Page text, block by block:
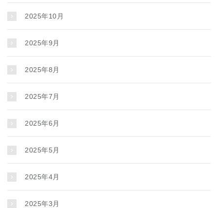
2025年10月
2025年9月
2025年8月
2025年7月
2025年6月
2025年5月
2025年4月
2025年3月